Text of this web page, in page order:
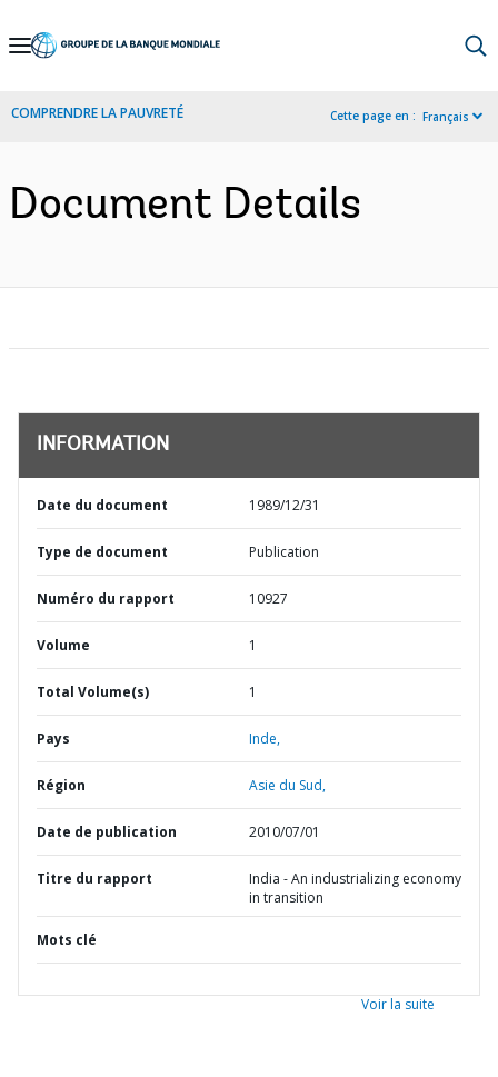
Skip
Navigation
COMPRENDRE LA PAUVRETÉ Cette page en : Français
Document Details
INFORMATION
Date du document 1989/12/31
Type de document Publication
Numéro du rapport 10927
Volume 1
Total Volume(s) 1
Pays Inde,
Région Asie du Sud,
Date de publication 2010/07/01
Titre du rapport
India - An industrializing economy
in transition
Mots clé
Voir la suite